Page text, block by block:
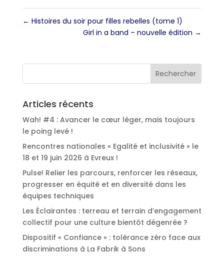
← Histoires du soir pour filles rebelles (tome 1)
Girl in a band – nouvelle édition →
Articles récents
Wah! #4 : Avancer le cœur léger, mais toujours
le poing levé !
Rencontres nationales « Egalité et inclusivité » le
18 et 19 juin 2026 à Evreux !
Pulse! Relier les parcours, renforcer les réseaux,
progresser en équité et en diversité dans les
équipes techniques
Les Éclairantes : terreau et terrain d’engagement
collectif pour une culture bientôt dégenrée ?
Dispositif « Confiance » : tolérance zéro face aux
discriminations à La Fabrik à Sons